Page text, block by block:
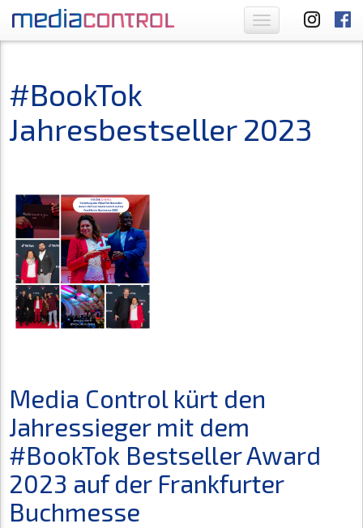
Toggle
navigation
#BookTok
Jahresbestseller 2023
Media Control kürt den
Jahressieger mit dem
#BookTok Bestseller Award
2023 auf der Frankfurter
Buchmesse